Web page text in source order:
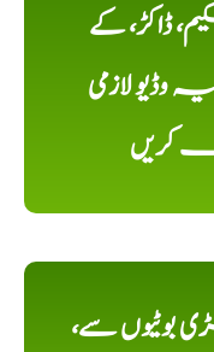
ڈاکڑ، کے
لازمی
کریں
بوٹیوں سے،